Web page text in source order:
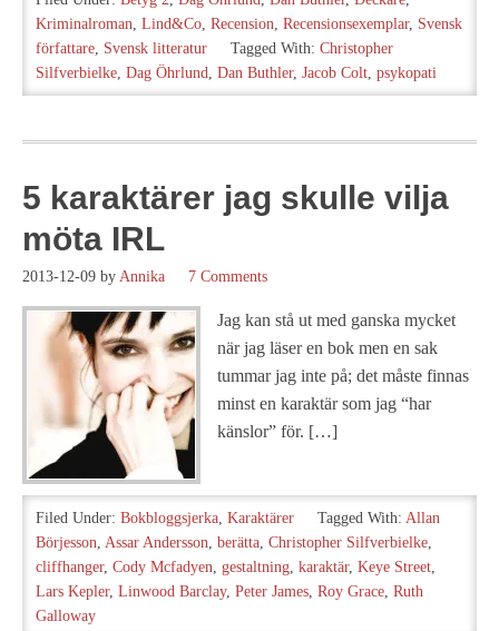
Kriminalroman, Lind&Co, Recension, Recensionsexemplar, Svensk
författare, Svensk litteratur Tagged With: Christopher
Silfverbielke, Dag Öhrlund, Dan Buthler, Jacob Colt, psykopati
5 karaktärer jag skulle vilja
möta IRL
2013-12-09 by Annika 7 Comments
Jag kan stå ut med ganska mycket
när jag läser en bok men en sak
tummar jag inte på; det måste finnas
minst en karaktär som jag “har
känslor” för. […]
Filed Under: Bokbloggsjerka, Karaktärer Tagged With: Allan
Börjesson, Assar Andersson, berätta, Christopher Silfverbielke,
cliffhanger, Cody Mcfadyen, gestaltning, karaktär, Keye Street,
Lars Kepler, Linwood Barclay, Peter James, Roy Grace, Ruth
Galloway